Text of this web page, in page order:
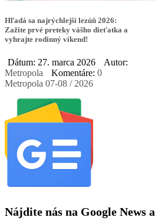
Hľadá sa najrýchlejší lezúň 2026:
Zažite prvé preteky vášho dieťatka a
vyhrajte rodinný víkend!
Dátum: 27. marca 2026
Autor:
Metropola
Komentáre: 0
Metropola 07-08 / 2026
Nájdite nás na Google News a